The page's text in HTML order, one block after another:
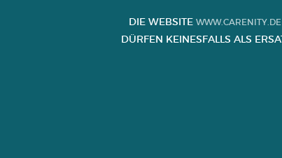
DIE WEBSITE WWW.CARENITY.DE
ÜRFEN KEINESFALLS ALS